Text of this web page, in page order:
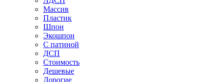
Массив
Пластик
Шпон
Экошпон
С патиной
ДСП
Стоимость
Дешевые
Дорогие